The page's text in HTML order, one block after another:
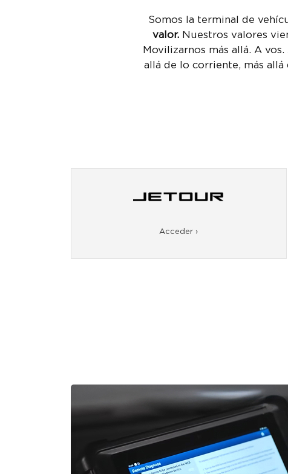
Somos la terminal de
valor. Nuestros valores
Movilizarnos más allá. A
allá de lo corriente, más
Acceder ›